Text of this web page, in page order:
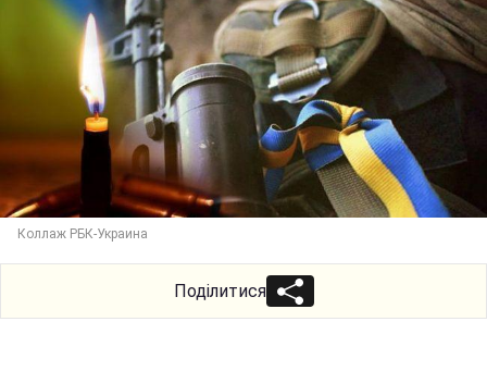
Коллаж РБК-Украина
Поділитися